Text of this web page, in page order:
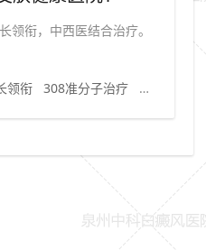
衔，中西医结合治疗。
领衔 308准分子治疗 中西医结合